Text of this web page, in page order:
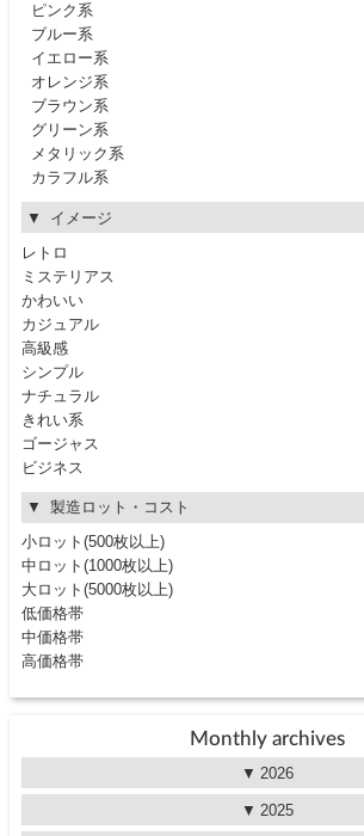
ピンク系
ブルー系
イエロー系
オレンジ系
ブラウン系
グリーン系
メタリック系
カラフル系
イメージ
レトロ
ミステリアス
かわいい
カジュアル
高級感
シンプル
ナチュラル
きれい系
ゴージャス
ビジネス
製造ロット・コスト
小ロット(500枚以上)
中ロット(1000枚以上)
大ロット(5000枚以上)
低価格帯
中価格帯
高価格帯
Monthly archives
2026
2025